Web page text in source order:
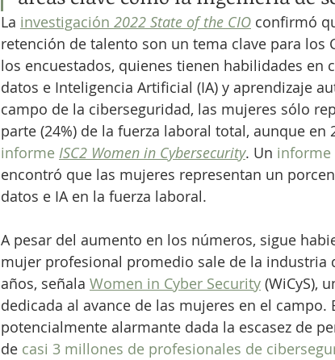
La investigación 2022 State of the CIO confirmó
retención de talento son un tema clave para los
los encuestados, quienes tienen habilidades en
datos e Inteligencia Artificial (IA) y aprendizaje
campo de la ciberseguridad, las mujeres sólo
parte (24%) de la fuerza laboral total, aunque en
informe ISC2 Women in Cybersecurity. Un informe
encontró que las mujeres representan un
datos e IA en la fuerza laboral.
A pesar del aumento en los números, sigue
mujer profesional promedio sale de la industria
años, señala Women in Cyber ​​Security (WiCyS),
dedicada al avance de las mujeres en el campo.
potencialmente alarmante dada la escasez de
de casi 3 millones de profesionales de